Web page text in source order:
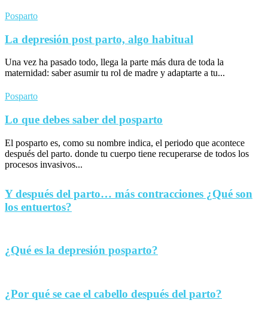
Posparto
La depresión post parto, algo habitual
Una vez ha pasado todo, llega la parte más dura de toda la
maternidad: saber asumir tu rol de madre y adaptarte a tu...
Posparto
Lo que debes saber del posparto
El posparto es, como su nombre indica, el periodo que acontece
después del parto. donde tu cuerpo tiene recuperarse de todos los
procesos invasivos...
Y después del parto… más contracciones ¿Qué son
los entuertos?
¿Qué es la depresión posparto?
¿Por qué se cae el cabello después del parto?